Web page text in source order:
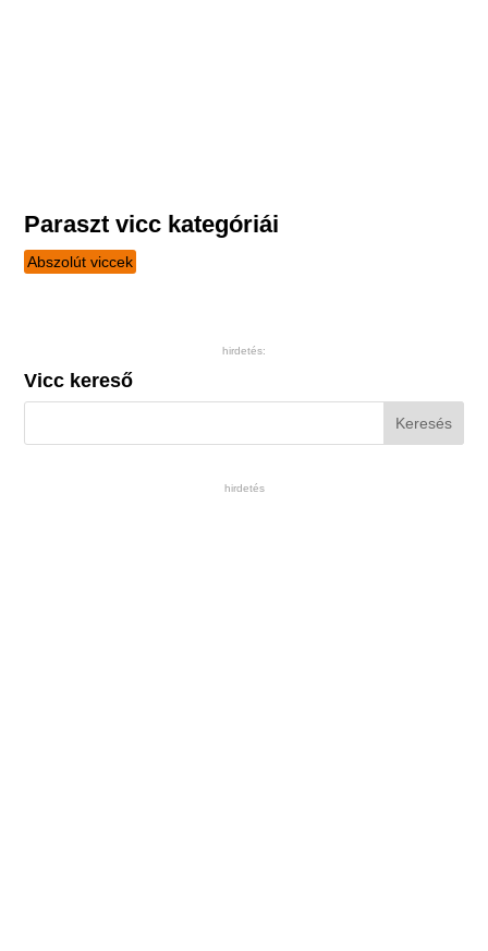
Paraszt vicc kategóriái
Abszolút viccek
hirdetés:
Vicc kereső
hirdetés